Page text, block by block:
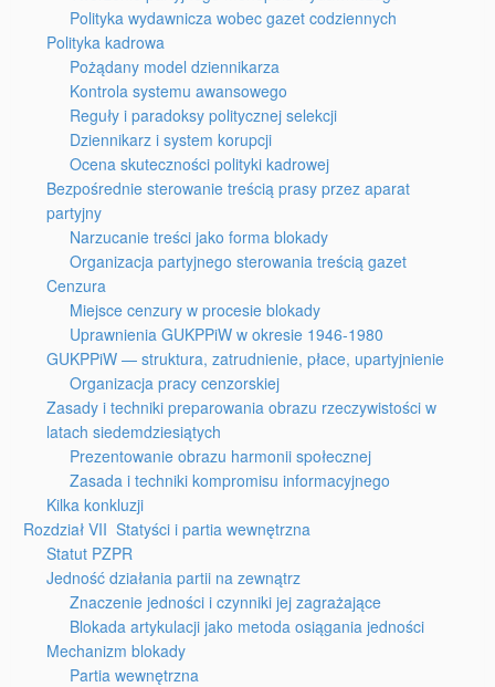
Polityka wydawnicza wobec gazet codziennych
Polityka kadrowa
Pożądany model dziennikarza
Kontrola systemu awansowego
Reguły i paradoksy politycznej selekcji
Dziennikarz i system korupcji
Ocena skuteczności polityki kadrowej
Bezpośrednie sterowanie treścią prasy przez aparat
partyjny
Narzucanie treści jako forma blokady
Organizacja partyjnego sterowania treścią gazet
Cenzura
Miejsce cenzury w procesie blokady
Uprawnienia GUKPPiW w okresie 1946-1980
GUKPPiW — struktura, zatrudnienie, płace, upartyjnienie
Organizacja pracy cenzorskiej
Zasady i techniki preparowania obrazu rzeczywistości w
latach siedemdziesiątych
Prezentowanie obrazu harmonii społecznej
Zasada i techniki kompromisu informacyjnego
Kilka konkluzji
Rozdział VII Statyści i partia wewnętrzna
Statut PZPR
Jedność działania partii na zewnątrz
Znaczenie jedności i czynniki jej zagrażające
Blokada artykulacji jako metoda osiągania jedności
Mechanizm blokady
Partia wewnętrzna